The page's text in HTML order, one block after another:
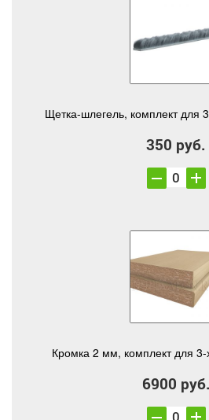
Щетка-шлегель, комплект для
350 руб.
Кромка 2 мм, комплект для
6900 руб.